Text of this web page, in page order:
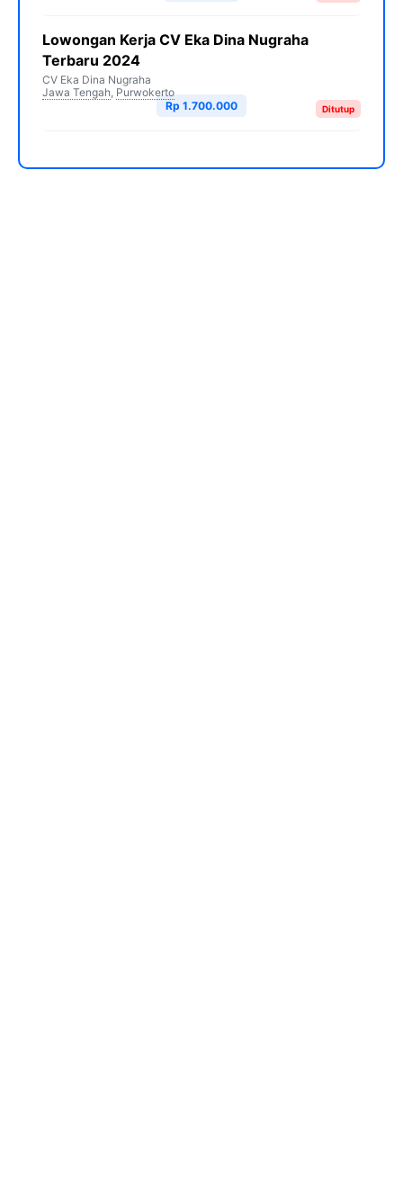
Lowongan Kerja CV Eka Dina Nugraha
Terbaru 2024
CV Eka Dina Nugraha
Jawa Tengah, Purwokerto
Ditutup
Rp 1.700.000